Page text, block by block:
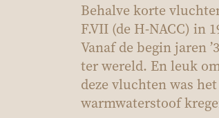
Behalve korte
F.VII (de H-NACC) in
Vanaf de begin jaren
ter wereld. En leuk
deze vluchten was
warmwaterstoof